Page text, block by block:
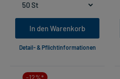
In den Warenkorb
Detail- & Pflichtinformationen
-12%*